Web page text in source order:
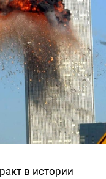
в истории